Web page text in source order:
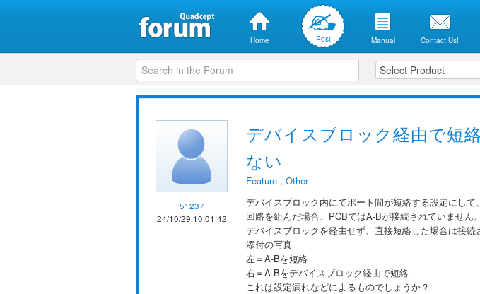
Home Post Manual Contact Us!
51237
24/10/29 10:01:42
デバイスブロック経由で短
ない
Feature , Other
デバイスブロック内にてポート間が短絡する設定にして
回路を組んだ場合、PCBではA-Bが接続されていません。
デバイスブロックを経由せず、直接短絡した場合は接続
添付の写真
左＝A-Bを短絡
右＝A-Bをデバイスブロック経由で短絡
これは設定漏れなどによるものでしょうか？